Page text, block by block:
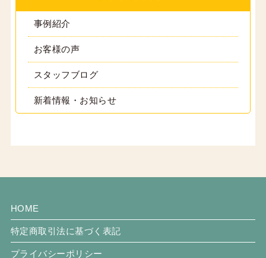
事例紹介
お客様の声
スタッフブログ
新着情報・お知らせ
HOME
特定商取引法に基づく表記
プライバシーポリシー